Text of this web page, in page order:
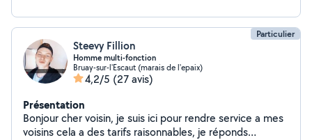
Particulier
Steevy Fillion
Homme multi-fonction
Bruay-sur-l'Escaut (marais de l'epaix)
4,2/5 (27 avis)
Présentation
Bonjour cher voisin, je suis ici pour rendre service a mes
voisins cela a des tarifs raisonnables, je réponds